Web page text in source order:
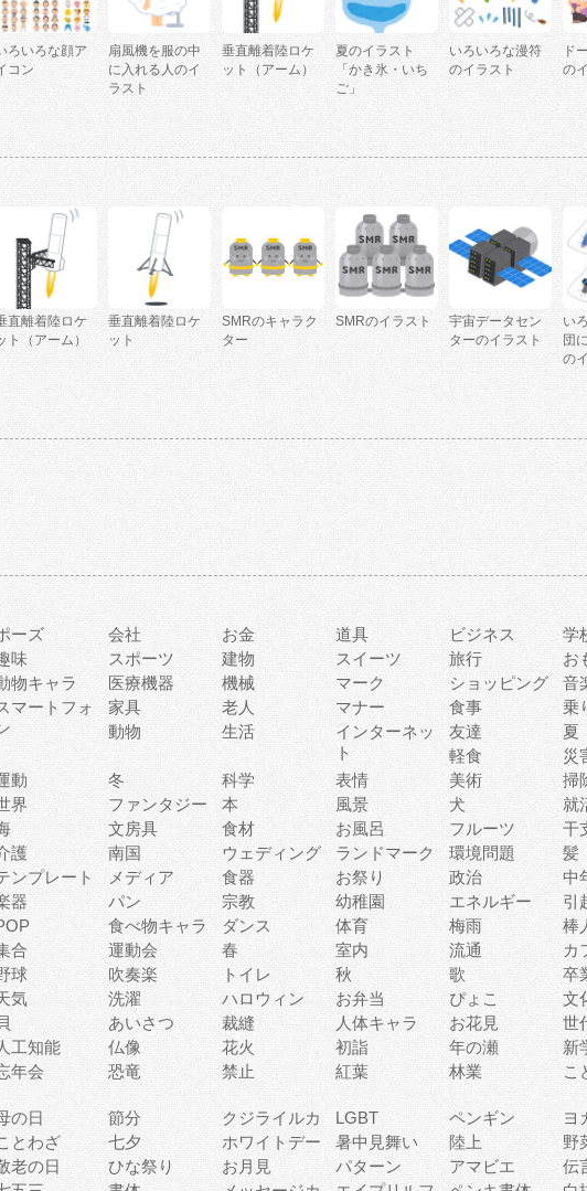
ろいろな顔ア
コン
扇風機を服の中
に入れる人のイ
ラスト
垂直離着陸ロケ
ット（アーム）
夏のイラスト
「かき氷・いち
ご」
いろいろな漫符
のイラスト
ド
の
直離着陸ロケ
ト（アーム）
垂直離着陸ロケ
ット
SMRのキャラク
ター
SMRのイラスト
宇宙データセン
ターのイラスト
い
団
の
ーズ 会社 お金 道具 ビジネス 学
味 スポーツ 建物 スイーツ 旅行 お
物キャラ 医療機器 機械 マーク ショッピング 音
マートフォ
家具 老人 マナー 食事 乗
動物
生活
インターネッ
ト
友達 夏
軽食
災
動 冬 科学 表情 美術 掃
界 ファンタジー 本 風景 犬 就
文房具 食材 お風呂 フルーツ 干
護 南国 ウェディング ランドマーク 環境問題 髪
ンプレート メディア 食器 お祭り 政治 中
器 パン 宗教 幼稚園 エネルギー 引
食べ物キャラ ダンス 体育 梅雨 棒
合 運動会 春 室内 流通 カ
球 吹奏楽 トイレ 秋 歌 卒
気 洗濯 ハロウィン お弁当 ぴょこ 文
あいさつ 裁縫 人体キャラ お花見 世
工知能 仏像 花火 初詣 年の瀬 新
年会 恐竜 禁止 紅葉 林業 こ
の日 節分 クジライルカ LGBT ペンギン ヨ
とわざ 七夕 ホワイトデー 暑中見舞い 陸上 野
老の日 ひな祭り お月見 パターン アマビエ 伝